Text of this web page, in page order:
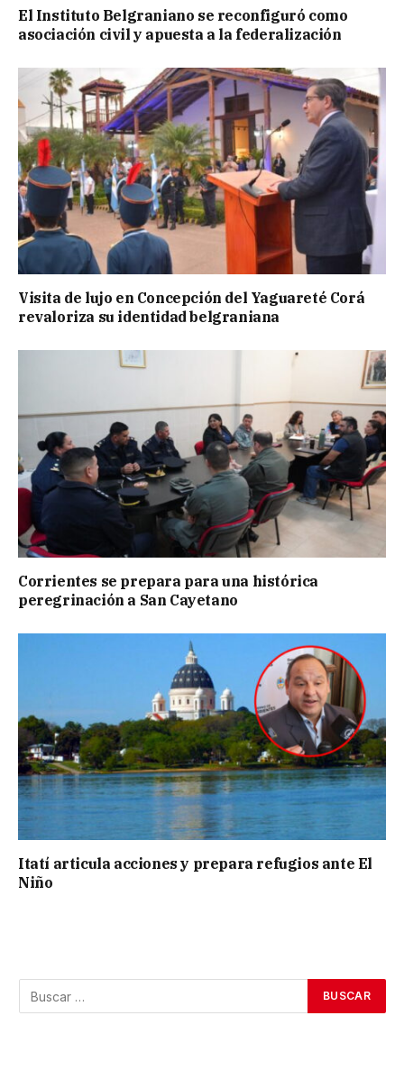
El Instituto Belgraniano se reconfiguró como
asociación civil y apuesta a la federalización
Visita de lujo en Concepción del Yaguareté Corá
revaloriza su identidad belgraniana
Corrientes se prepara para una histórica
peregrinación a San Cayetano
Itatí articula acciones y prepara refugios ante El
Niño